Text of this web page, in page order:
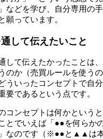
などを学び、自分専用の
願っています。
して伝えたいこと
して伝えたかったことは
のか（売買ルールを使う
ういったコンセプトで自
要であるという点です。
コンセプトは何かという
とでいえば「●●を何ら
なのです（※●●と▲▲は本